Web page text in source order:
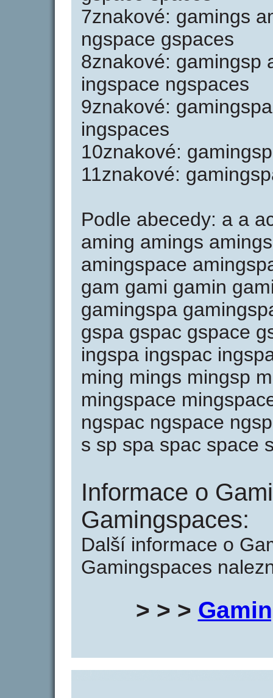
7znakové: gamings
ngspace gspaces
8znakové: gamingsp
ingspace ngspaces
9znakové:
ingspaces
10znakové:
11znakové:
Podle abecedy: a a
aming amings
amingspace
gam gami gamin
gamingspa
gspa gspac gspace
ingspa ingspac
ming mings mingsp
mingspace
ngspac ngspace
s sp spa spac space
Informace o
Gamingspaces:
Další informace o
Gamingspaces
> > >